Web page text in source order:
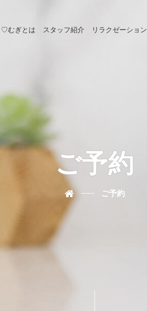
♡むぎとは スタッフ紹介 リラクゼーション
ご予約
ご予約